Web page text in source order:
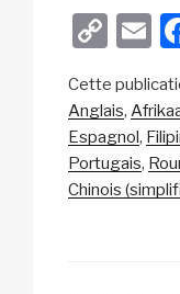
C
p
y
Li
n
E
Cette
Anglais
Espagnol
Portugais
Chinois